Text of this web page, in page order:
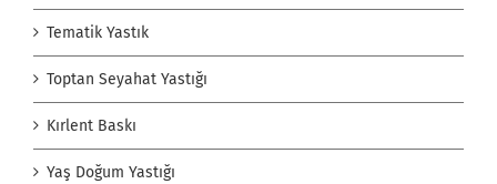
Tematik Yastık
Toptan Seyahat Yastığı
Kırlent Baskı
Yaş Doğum Yastığı